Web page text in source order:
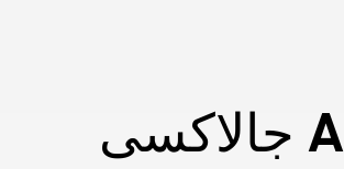
جالاكسى A